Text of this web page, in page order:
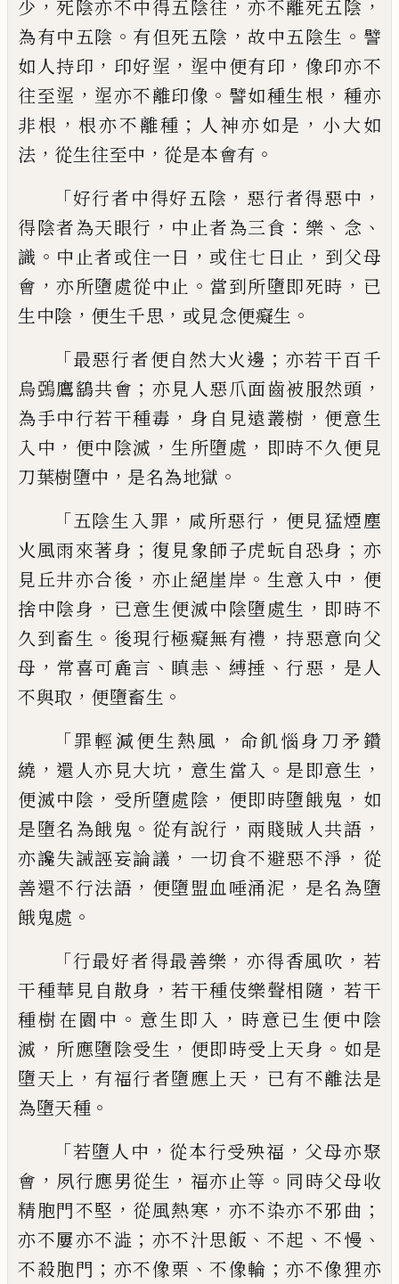
少 ，死陰亦不中得五陰往 ，亦不離死五陰 ，
為有中五陰 。 有但死五陰 ，故中五陰生 。 譬
如人持印 ， 印好埿 ， 埿中便有印 ， 像印亦不
往至埿 ， 埿亦不離印像 。 譬如種生根 ，種亦
非根 ，根亦不離種 ； 人神亦如是 ， 小大如
法 ， 從生往至中 ， 從是本會有 。
「好行者中得好五陰 ， 惡行者得惡中 ，
得陰者為天眼行 ， 中止者為三食 ： 樂 、 念 、
識 。 中止者或住一 日 ， 或住七日止 ， 到父母
會 ，亦所墮處從中止 。 當到所墮即死時 ， 已
生中陰 ， 便生千思 ， 或見念便癡生 。
「最惡行者便自然大火邊 ； 亦若干百千
烏鵶鷹鷂共會 ； 亦見人惡爪面齒被服然頭 ，
為手中行若干種毒 ， 身自見遠叢樹 ， 便意生
入中 ， 便中陰滅 ，生所墮處 ， 即時不久便 見
刀葉樹墮中 ， 是名為地獄 。
「五陰生入罪 ， 咸所惡行 ， 便見猛煙塵
火風雨來著身 ； 復見象師子虎蚖 自恐身 ； 亦
見丘井亦合後 ， 亦止絕崖岸 。 生意入中 ， 便
捨中陰身 ， 已意生便滅中陰墮處生 ， 即時不
久到畜生 。 後現行極癡無有禮 ， 持惡意向父
母 ， 常喜可麁言 、 瞋恚 、 縛捶 、行惡 ， 是人
不與取 ， 便墮畜生 。
「罪輕減便生 熱風 ， 命飢惱身刀矛鑽
繞 ， 還人亦見大坑 ， 意生當入 。 是即意生 ，
便滅中陰 ， 受所墮處陰 ， 便即時墮餓鬼 ， 如
是墮名為餓鬼 。 從有說行 ，兩賤賊人共語 ，
亦讒失誡誣妄論議 ， 一切食不避惡不淨 ， 從
善還不行法語 ， 便墮盟血唾涌泥 ， 是名為墮
餓鬼處 。
「行最好者得最善樂 ，亦得香風吹 ， 若
干種華見自散身 ，若干種伎樂聲相隨 ， 若干
種樹在園中 。 意生即入 ， 時意已生便中陰
滅 ， 所應墮陰受生 ， 便即時受 上天身 。 如是
墮天上 ， 有福行者墮應上天 ， 已有不離法是
為墮天種 。
「若墮人中 ， 從本行受殃福 ， 父母亦聚
會 ， 夙行應男從生 ， 福亦止等 。 同時父母收
精胞門不堅 ， 從風熱寒 ， 亦不染亦不邪曲 ；
亦不屢亦不澁 ； 亦不汁思飯 、 不起 、不慢 、
不殺胞門 ； 亦不像栗 、不像輪 ； 亦不像狸亦